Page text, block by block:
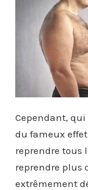
Cependant,
du fameux
reprendre tous
reprendre plus
extrêmement